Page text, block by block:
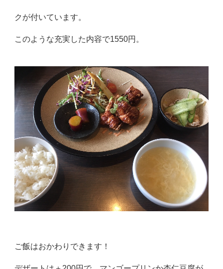
クが付いています。
このような充実した内容で1550円。
ご飯はおかわりできます！